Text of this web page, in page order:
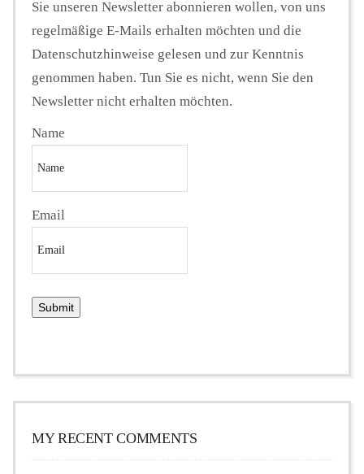
Sie unseren Newsletter abonnieren wollen, von uns
regelmäßige E-Mails erhalten möchten und die
Datenschutzhinweise gelesen und zur Kenntnis
genommen haben. Tun Sie es nicht, wenn Sie den
Newsletter nicht erhalten möchten.
Name
Email
MY RECENT COMMENTS